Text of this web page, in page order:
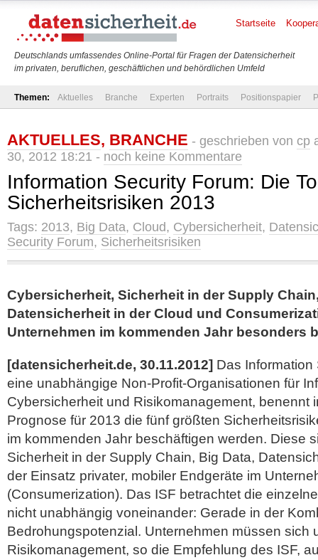
Deutschlands umfassendes Online-Portal für Fragen der Datensicherheit
im privaten, beruflichen, geschäftlichen und behördlichen Umfeld
Startseite
Themen: Aktuelles Branche Experten Portraits Positionspapier
AKTUELLES, BRANCHE - geschrieben von cp
30, 2012 18:21 - noch keine Kommentare
Information Security Forum: Die
Sicherheitsrisiken 2013
Tags: 2013, Big Data, Cloud, Cybersicherheit,
Security Forum, Sicherheitsrisiken
Cybersicherheit, Sicherheit in der Supply
Datensicherheit in der Cloud und
Unternehmen im kommenden Jahr besonders
[datensicherheit.de, 30.11.2012] Das Information
eine unabhängige Non-Profit-Organisationen für
Cybersicherheit und Risikomanagement, benennt
Prognose für 2013 die fünf größten
im kommenden Jahr beschäftigen werden. Diese
Sicherheit in der Supply Chain, Big Data,
der Einsatz privater, mobiler Endgeräte im
(Consumerization). Das ISF betrachtet die
nicht unabhängig voneinander: Gerade in der
Bedrohungspotenzial. Unternehmen müssen sich
Risikomanagement, so die Empfehlung des ISF,